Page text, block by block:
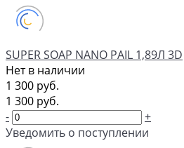
SUPER SOAP NANO PAIL 1,89Л 3D
Нет в наличии
1 300 руб.
1 300 руб.
-
+
Уведомить о поступлении